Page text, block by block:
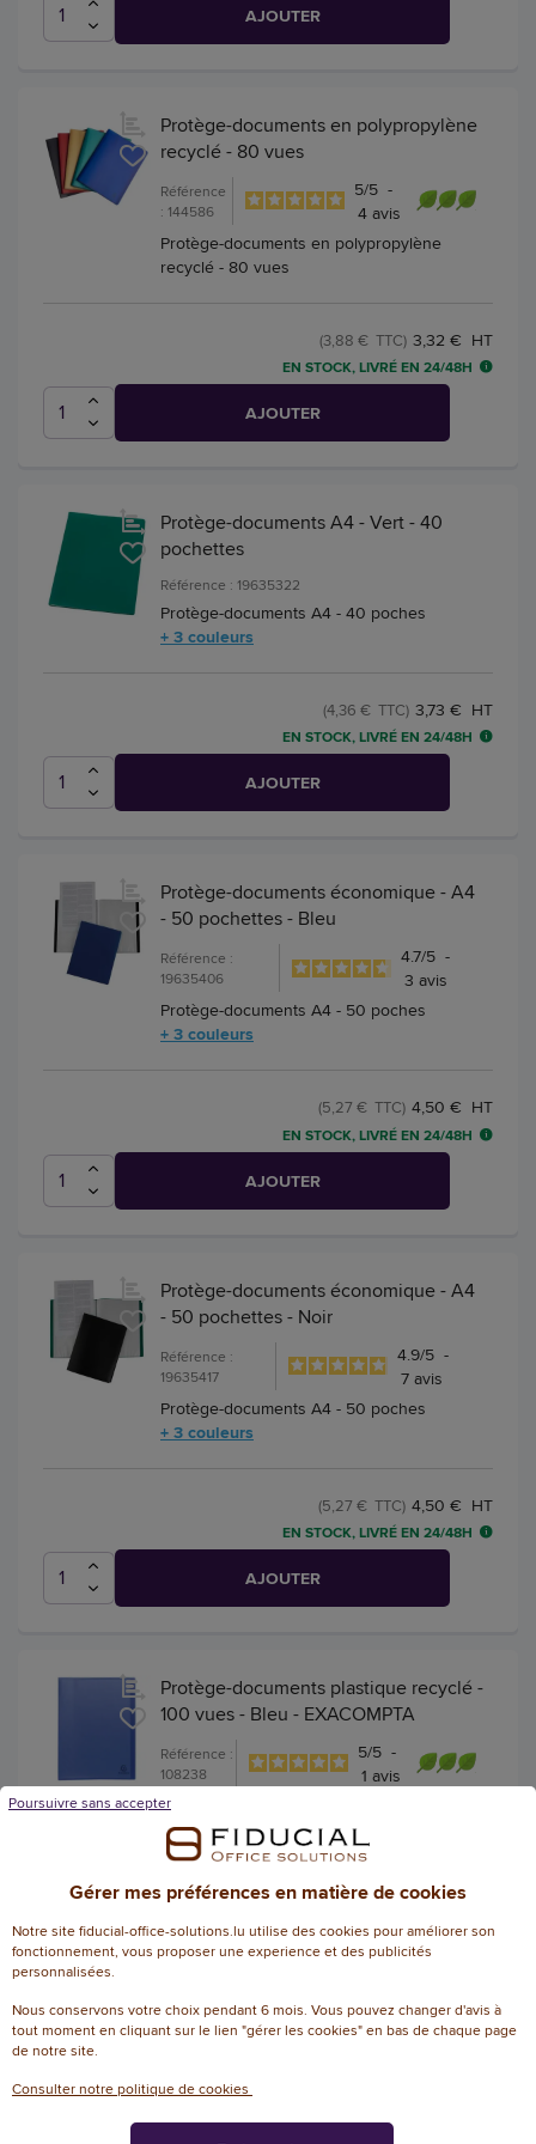
AJOUTER
Protège-documents en polypropylène
recyclé - 80 vues
Référence
: 144586
5/5 -
4 avis
Protège-documents en polypropylène
recyclé - 80 vues
3,32 € HT
(3,88 € TTC)
EN STOCK, LIVRÉ EN 24/48H
AJOUTER
Protège-documents A4 - Vert - 40
pochettes
Référence : 19635322
Protège-documents A4 - 40 poches
+ 3 couleurs
3,73 € HT
(4,36 € TTC)
EN STOCK, LIVRÉ EN 24/48H
AJOUTER
Protège-documents économique - A4
- 50 pochettes - Bleu
Référence :
19635406
4.7/5 -
3 avis
Protège-documents A4 - 50 poches
+ 3 couleurs
4,50 € HT
(5,27 € TTC)
EN STOCK, LIVRÉ EN 24/48H
AJOUTER
Protège-documents économique - A4
- 50 pochettes - Noir
Référence :
19635417
4.9/5 -
7avis
Protège-documents A4 - 50 poches
+ 3 couleurs
4,50 € HT
(5,27 € TTC)
EN STOCK, LIVRÉ EN 24/48H
AJOUTER
Protège-documents plastique recyclé -
100 vues - Bleu - EXACOMPTA
Référence :
108238
5/5 -
1 avis
(3,73 € TTC)
EN STOCK, LIVRÉ EN 24/48H
AJOUTER
Protège-documents économique - A4
19635222
Gérer mes préférences en matière de cookies
Notre site fiducial-office-solutions.lu utilise des cookies pour améliorer son
fonctionnement, vous proposer une experience et des publicités
personnalisées.
Nous conservons votre choix pendant 6 mois. Vous pouvez changer d'avis à
tout moment en cliquant sur le lien "gérer les cookies" en bas de chaque page
de notre site.
Consulter notre politique de cookies
Poursuivre sans accepter